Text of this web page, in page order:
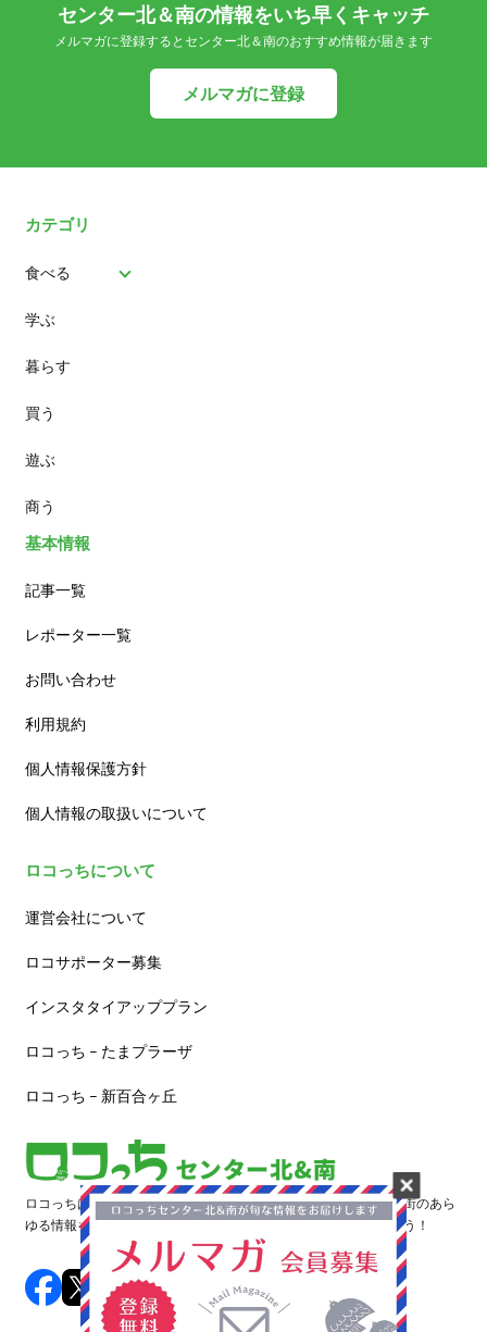
センター北＆南の情報をいち早くキャッチ
メルマガに登録するとセンター北＆南のおすすめ情報が届きます
メルマガに登録
カテゴリ
食べる
パン
スイーツ
ランチ
カフェ
学ぶ
暮らす
買う
遊ぶ
商う
基本情報
記事一覧
レポーター一覧
お問い合わせ
利用規約
個人情報保護方針
個人情報の取扱いについて
ロコっちについて
運営会社について
ロコサポーター募集
インスタタイアッププラン
ロコっち – たまプラーザ
ロコっち – 新百合ヶ丘
ロコっちは、あなたのジモト体験を豊かにする情報サイトです。街のあら
ゆる情報を収集し、日々更新しています。早速情報を探してみよう！
©️ 2024 LOCOTCH. All Rights Reserved.